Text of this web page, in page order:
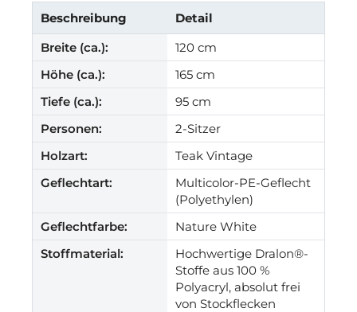
Beschreibung
Detail
Breite (ca.):
120 cm
Höhe (ca.):
165 cm
Tiefe (ca.):
95 cm
Personen:
2-Sitzer
Holzart:
Teak Vintage
Geflechtart:
Multicolor-PE-Geflecht
(Polyethylen)
Geflechtfarbe:
Nature White
Stoffmaterial:
Hochwertige Dralon®-
Stoffe aus 100 %
Polyacryl, absolut frei
von Stockflecken